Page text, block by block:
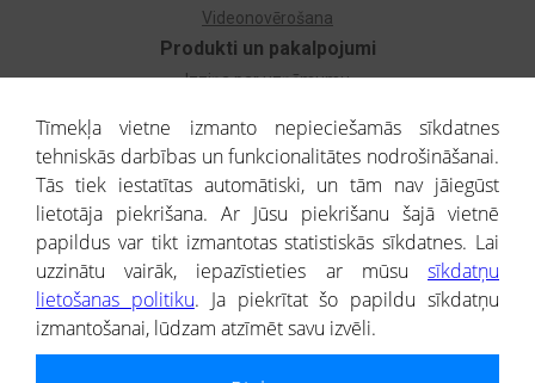
Produkti un pakalpojumi
Izziņa par uzņēmumu
Dzimtas koks
Uzņēmumu atlase
Monitorings
Kredītizziņa par ārvalstu uzņēmumiem
Videonovērošana
® CREDITREFORM Latvija
SIA
Tīmekļa vietne izmanto nepieciešamās sīkdatnes
tehniskās darbības un funkcionalitātes nodrošināšanai.
Tās tiek iestatītas automātiski, un tām nav jāiegūst
lietotāja piekrišana. Ar Jūsu piekrišanu šajā vietnē
papildus var tikt izmantotas statistiskās sīkdatnes. Lai
uzzinātu vairāk, iepazīstieties ar mūsu sīkdatņu
lietošanas politiku. Ja piekrītat šo papildu sīkdatņu
izmantošanai, lūdzam atzīmēt savu izvēli.